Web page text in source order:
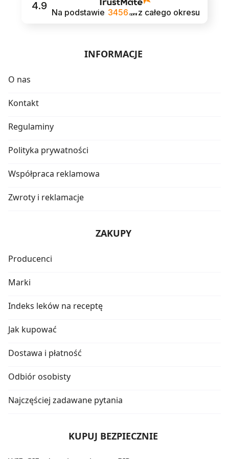
4.9
Na podstawie 3456 opinii z całego okresu
INFORMACJE
O nas
Kontakt
Regulaminy
Polityka prywatności
Współpraca reklamowa
Zwroty i reklamacje
ZAKUPY
Producenci
Marki
Indeks leków na receptę
Jak kupować
Dostawa i płatność
Odbiór osobisty
Najczęściej zadawane pytania
KUPUJ BEZPIECZNIE